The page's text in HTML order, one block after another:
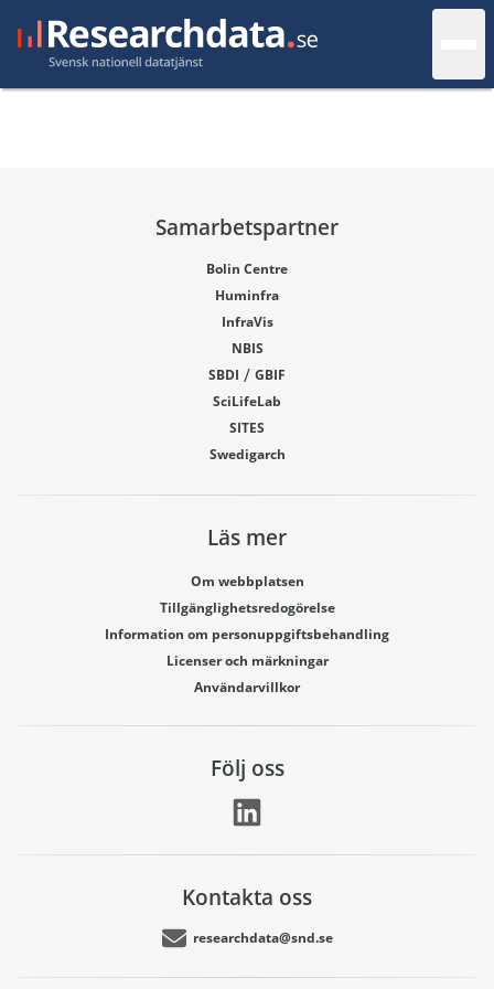
Samarbetspartner
Bolin Centre
Huminfra
InfraVis
NBIS
SBDI / GBIF
SciLifeLab
SITES
Swedigarch
Läs mer
Om webbplatsen
Tillgänglighetsredogörelse
Information om personuppgiftsbehandling
Licenser och märkningar
Användarvillkor
Följ oss
Kontakta oss
researchdata@snd.se